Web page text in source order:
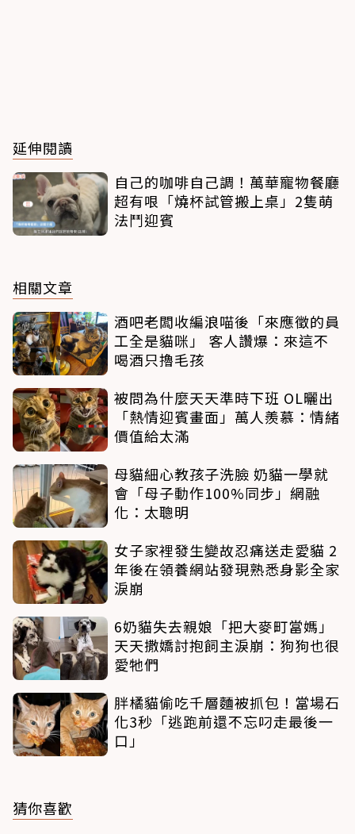
延伸閱讀
自己的咖啡自己調！萬華寵物餐廳
超有哏「燒杯試管搬上桌」2隻萌
法鬥迎賓
相關文章
酒吧老闆收編浪喵後「來應徵的員
工全是貓咪」 客人讚爆：來這不
喝酒只擼毛孩
被問為什麼天天準時下班 OL曬出
「熱情迎賓畫面」萬人羨慕：情緒
價值給太滿
母貓細心教孩子洗臉 奶貓一學就
會「母子動作100%同步」網融
化：太聰明
女子家裡發生變故忍痛送走愛貓 2
年後在領養網站發現熟悉身影全家
淚崩
6奶貓失去親娘「把大麥町當媽」
天天撒嬌討抱飼主淚崩：狗狗也很
愛牠們
胖橘貓偷吃千層麵被抓包！當場石
化3秒「逃跑前還不忘叼走最後一
口」
猜你喜歡